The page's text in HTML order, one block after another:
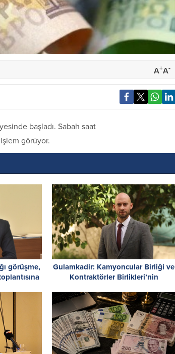
A+A-
başladı. Sabah saat
görüyor.
görüşme,
Gulamkadir: Kamyoncular Birliği ve
Kontraktörler Birlikleri’nin
yanındayız